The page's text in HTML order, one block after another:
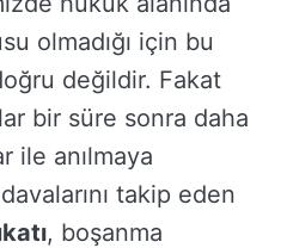
olmadığı için bu
değildir. Fakat
bir süre sonra daha
ile anılmaya
takip eden
, boşanma